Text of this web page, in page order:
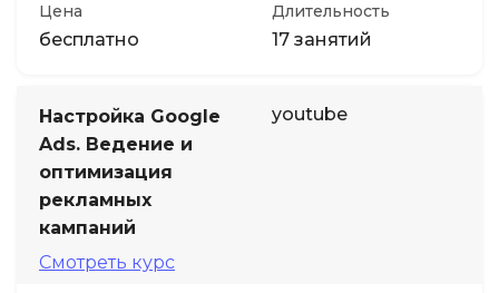
Цена
бесплатно
Длительность
17 занятий
Настройка Google
Ads. Ведение и
оптимизация
рекламных
кампаний
Смотреть курс
youtube